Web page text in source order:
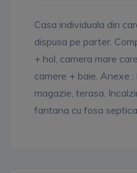
Casa individuala din
dispusa pe parter.
+ hol, camera mare
camere + baie. Anexe
magazie, terasa.
fantana cu fosa